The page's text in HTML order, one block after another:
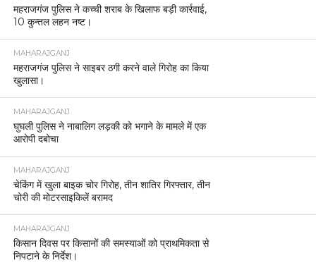
महराजगंज पुलिस ने कच्ची शराब के खिलाफ बड़ी कार्रवाई,
10 कुन्तल लहन नष्ट।
MAHARAJGANJ
महराजगंज पुलिस ने साइबर ठगी करने वाले गिरोह का किया
खुलासा।
MAHARAJGANJ
घुघली पुलिस ने नाबालिग लड़की को भगाने के मामले में एक
आरोपी दबोचा
MAHARAJGANJ
चेकिंग में खुला बाइक चोर गिरोह, तीन शातिर गिरफ्तार, तीन
चोरी की मोटरसाइकिलें बरामद
MAHARAJGANJ
किसान दिवस पर किसानों की समस्याओं को प्राथमिकता से
निपटाने के निर्देश।